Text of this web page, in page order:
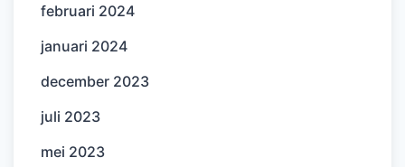
februari 2024
januari 2024
december 2023
juli 2023
mei 2023